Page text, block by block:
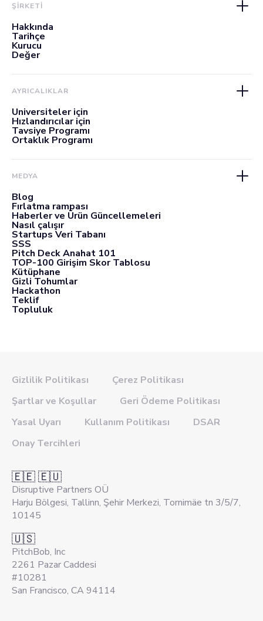
ŞİRKETİ
Hakkında
Tarihçe
Kurucu
Değer
AYRICALIKLAR
Üniversiteler için
Hızlandırıcılar için
Tavsiye Programı
Ortaklık Programı
MEDYA
Blog
Fırlatma rampası
Haberler ve Ürün Güncellemeleri
Nasıl çalışır
Startups Veri Tabanı
SSS
Pitch Deck Anahat 101
TOP-100 Girişim Skor Tablosu
Kütüphane
Gizli Tohumlar
Hackathon
Teklif
Topluluk
Gizlilik Politikası
Çerez Politikası
Şartlar ve Koşullar
Geri Ödeme Politikası
Yasal Uyarı
Kullanım Politikası
DSAR
Onay Tercihleri
🇪🇪 🇪🇺
Disruptive Partners OÜ
Harju Bölgesi, Tallinn, Şehir Merkezi, Tornimäe tn 3/5/7,
10145
🇺🇸
PitchBob, Inc
2261 Pazar Caddesi
#10281
San Francisco, CA 94114